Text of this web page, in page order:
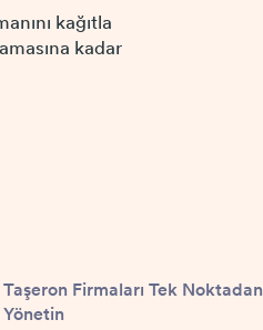
kağıtla
kadar
Taşeron Firmaları Tek Noktadan
Yönetin